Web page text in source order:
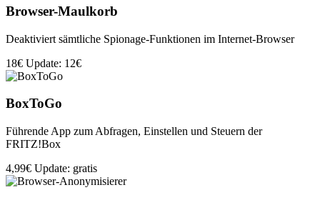
Browser-Maulkorb
Deaktiviert sämtliche Spionage-Funktionen im Internet-Browser
18€ Update: 12€
BoxToGo
Führende App zum Abfragen, Einstellen und Steuern der
FRITZ!Box
4,99€ Update: gratis